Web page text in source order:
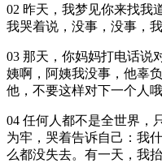
02 昨天，我梦见你来找我
我哭着说，没事，没事，
03 那天，你妈妈打电话说
姨啊，阿姨我没事，他辜
他，不要这样对下一个人哦
04 任何人都不是全世界，
为牢，哭着告诉自己：我
么都没失去。有一天，我